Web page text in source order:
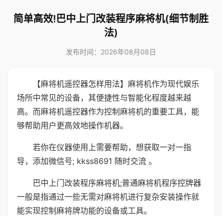
简单高效!巴中上门改装程序麻将机(细节制胜
法)
发布时间：2026年08月08日
【麻将机遥控器怎样用法】麻将机作为现代娱乐
场所中常见的设备，其便捷性与智能化程度越来越
高。而麻将机遥控器作为控制麻将机的重要工具，能
够帮助用户更高效地操作机器。
若你在仪器使用上需要帮助，想获取一对一指
导，添加微信号; kkss8691 随时交流 。
巴中上门改装程序麻将机;普通麻将机程序控牌器
一般是指通过一些无需对麻将机进行复杂安装操作就
能实现控制麻将牌功能的设备或工具。